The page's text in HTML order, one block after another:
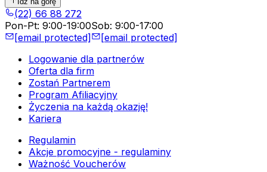
(22) 66 88 272
Pon-Pt: 9:00-19:00Sob: 9:00-17:00
[email protected]
[email protected]
Logowanie dla partnerów
Oferta dla firm
Zostań Partnerem
Program Afiliacyjny
Życzenia na każdą okazję!
Kariera
Regulamin
Akcje promocyjne - regulaminy
Ważność Voucherów